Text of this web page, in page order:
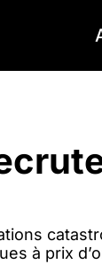
à prix